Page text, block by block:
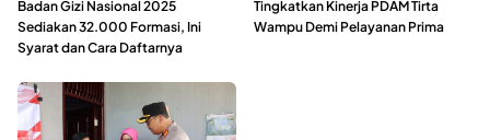
Badan Gizi Nasional 2025
Sediakan 32.000 Formasi, Ini
Syarat dan Cara Daftarnya
Tingkatkan Kinerja PDAM Tirta
Wampu Demi Pelayanan Prima